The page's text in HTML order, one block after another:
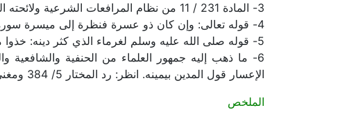
3- المادة 231 / 11 من نظام المرافعات الشرعية ولائحته التنفيذية.
4- قوله تعالى: وإن كان ذو عسرة فنظرة إلى ميسرة سورة البقرة آية 280 .
5- قوله صلى الله عليه وسلم لغرماء الذي كثر دينه: خذوا ما وجدتم ليس لكم إلا ذلك رواه مسلم وأبو داود والترمذي.
6- ما ذهب إليه جمهور العلماء من الحنفية
الإعسار قول المدين بيمينه. انظر: رد المختار 5/ 384 ومغنى المحتاج 2/ 155 والإنصاف 13 / 242 .
الملخص